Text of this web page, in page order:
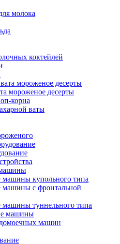
молока
коктейлей
мороженое десерты
корна
ваты
купольного типа
машины с фронтальной
туннельного типа
машины
машин